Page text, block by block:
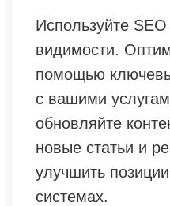
Используйте
видимости.
помощью
с вашими
обновляйте
новые статьи и
улучшить
системах.